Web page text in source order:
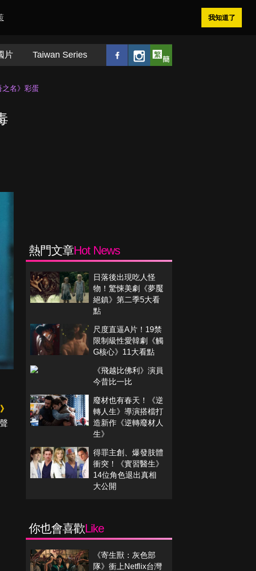
我知道了
片 Taiwan Series
名》彩蛋
》
熱門文章Hot News
日落後出現吃人怪
物！驚悚美劇《夢魘
絕鎮》第二季5大看
點
尺度直逼A片！19禁
限制級性愛韓劇《觸
G核心》11大看點
《飛越比佛利》演員
今昔比一比
廢材也有春天！《逆
轉人生》導演搭檔打
造新作《逆轉廢材人
生》
得罪主創、爆發肢體
衝突！《實習醫生》
14位角色退出真相
大公開
你也會喜歡Like
《寄生獸：灰色部
隊》衝上Netflix台灣